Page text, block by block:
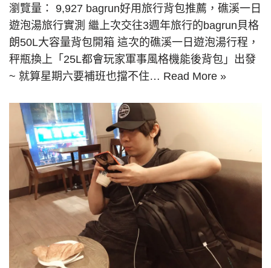
瀏覽量： 9,927 bagrun好用旅行背包推薦，礁溪一日
遊泡湯旅行實測 繼上次交往3週年旅行的bagrun貝格
朗50L大容量背包開箱 這次的礁溪一日遊泡湯行程，
秤瓶換上「25L都會玩家軍事風格機能後背包」出發
~ 就算星期六要補班也擋不住… Read More »